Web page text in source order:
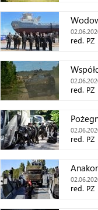
red. PZ
red. PZ
red. PZ
red. PZ